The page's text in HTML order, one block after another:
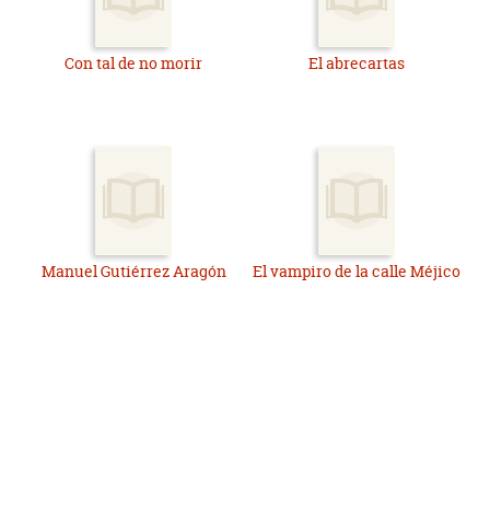
Con tal de no morir El abrecartas
Manuel Gutiérrez Aragón El vampiro de la calle Méjico